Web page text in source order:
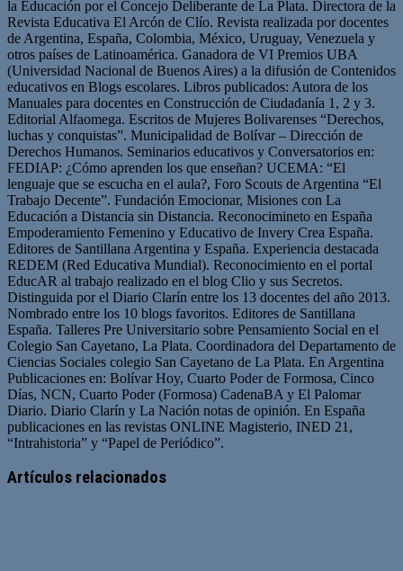
la Educación por el Concejo Deliberante de La Plata. Directora de la
Revista Educativa El Arcón de Clío. Revista realizada por docentes
de Argentina, España, Colombia, México, Uruguay, Venezuela y
otros países de Latinoamérica. Ganadora de VI Premios UBA
(Universidad Nacional de Buenos Aires) a la difusión de Contenidos
educativos en Blogs escolares. Libros publicados: Autora de los
Manuales para docentes en Construcción de Ciudadanía 1, 2 y 3.
Editorial Alfaomega. Escritos de Mujeres Bolivarenses “Derechos,
luchas y conquistas”. Municipalidad de Bolívar – Dirección de
Derechos Humanos. Seminarios educativos y Conversatorios en:
FEDIAP: ¿Cómo aprenden los que enseñan? UCEMA: “El
lenguaje que se escucha en el aula?, Foro Scouts de Argentina “El
Trabajo Decente”. Fundación Emocionar, Misiones con La
Educación a Distancia sin Distancia. Reconocimineto en España
Empoderamiento Femenino y Educativo de Invery Crea España.
Editores de Santillana Argentina y España. Experiencia destacada
REDEM (Red Educativa Mundial). Reconocimiento en el portal
EducAR al trabajo realizado en el blog Clio y sus Secretos.
Distinguida por el Diario Clarín entre los 13 docentes del año 2013.
Nombrado entre los 10 blogs favoritos. Editores de Santillana
España. Talleres Pre Universitario sobre Pensamiento Social en el
Colegio San Cayetano, La Plata. Coordinadora del Departamento de
Ciencias Sociales colegio San Cayetano de La Plata. En Argentina
Publicaciones en: Bolívar Hoy, Cuarto Poder de Formosa, Cinco
Días, NCN, Cuarto Poder (Formosa) CadenaBA y El Palomar
Diario. Diario Clarín y La Nación notas de opinión. En España
publicaciones en las revistas ONLINE Magisterio, INED 21,
“Intrahistoria” y “Papel de Periódico”.
web
Artículos relacionados